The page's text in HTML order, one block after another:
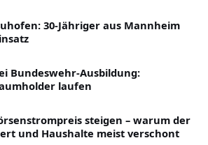
30-Jähriger aus Mannheim
Bundeswehr-Ausbildung:
laufen
steigen – warum der
und Haushalte meist verschont